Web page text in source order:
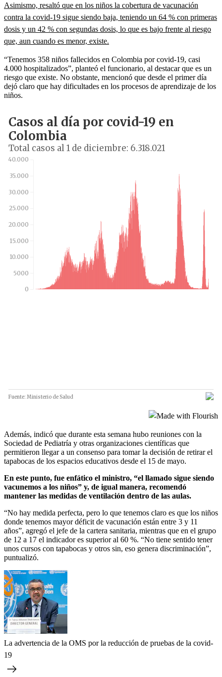
Asimismo, resaltó que en los niños la cobertura de vacunación
contra la covid-19 sigue siendo baja, teniendo un 64 % con primeras
dosis y un 42 % con segundas dosis, lo que es bajo frente al riesgo
que, aun cuando es menor, existe.
“Tenemos 358 niños fallecidos en Colombia por covid-19, casi
4.000 hospitalizados”, planteó el funcionario, al destacar que es un
riesgo que existe. No obstante, mencionó que desde el primer día
dejó claro que hay dificultades en los procesos de aprendizaje de los
niños.
Además, indicó que durante esta semana hubo reuniones con la
Sociedad de Pediatría y otras organizaciones científicas que
permitieron llegar a un consenso para tomar la decisión de retirar el
tapabocas de los espacios educativos desde el 15 de mayo.
En este punto, fue enfático el ministro, “el llamado sigue siendo
vacunemos a los niños” y, de igual manera, recomendó
mantener las medidas de ventilación dentro de las aulas.
“No hay medida perfecta, pero lo que tenemos claro es que los niños
donde tenemos mayor déficit de vacunación están entre 3 y 11
años”, agregó el jefe de la cartera sanitaria, mientras que en el grupo
de 12 a 17 el indicador es superior al 60 %. “No tiene sentido tener
unos cursos con tapabocas y otros sin, eso genera discriminación”,
puntualizó.
La advertencia de la OMS por la reducción de pruebas de la covid-
19